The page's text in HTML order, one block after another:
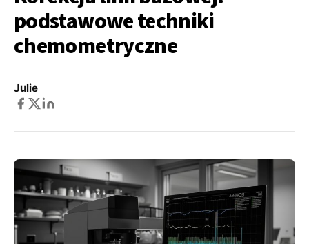
podstawowe techniki
chemometryczne
Julie